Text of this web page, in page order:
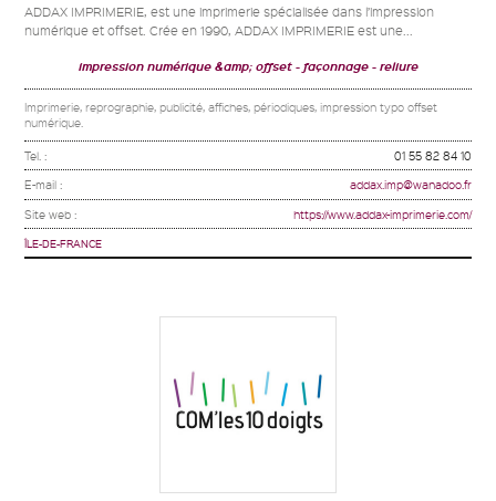
ADDAX IMPRIMERIE, est une imprimerie spécialisée dans l’impression
numérique et offset. Crée en 1990, ADDAX IMPRIMERIE est une...
impression numérique &amp; offset façonnage reliure
Imprimerie, reprographie, publicité, affiches, périodiques, impression typo offset
numérique.
Tel. : 01 55 82 84 10
E-mail : addax.imp@wanadoo.fr
Site web : https://www.addax-imprimerie.com/
ÎLE-DE-FRANCE